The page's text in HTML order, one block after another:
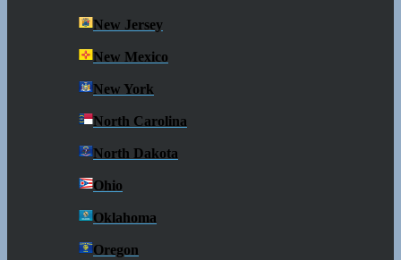
New Jersey
New Mexico
New York
North Carolina
North Dakota
Ohio
Oklahoma
Oregon